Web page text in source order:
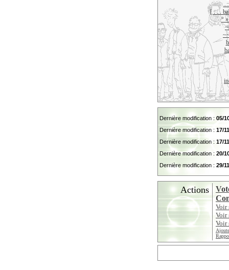
[ . . .
°
Dernière modification : 05/
Dernière modification : 17/
Dernière modification : 17/
Dernière modification : 20/
Dernière modification : 29/
Actions
Voir
Voir
Voir